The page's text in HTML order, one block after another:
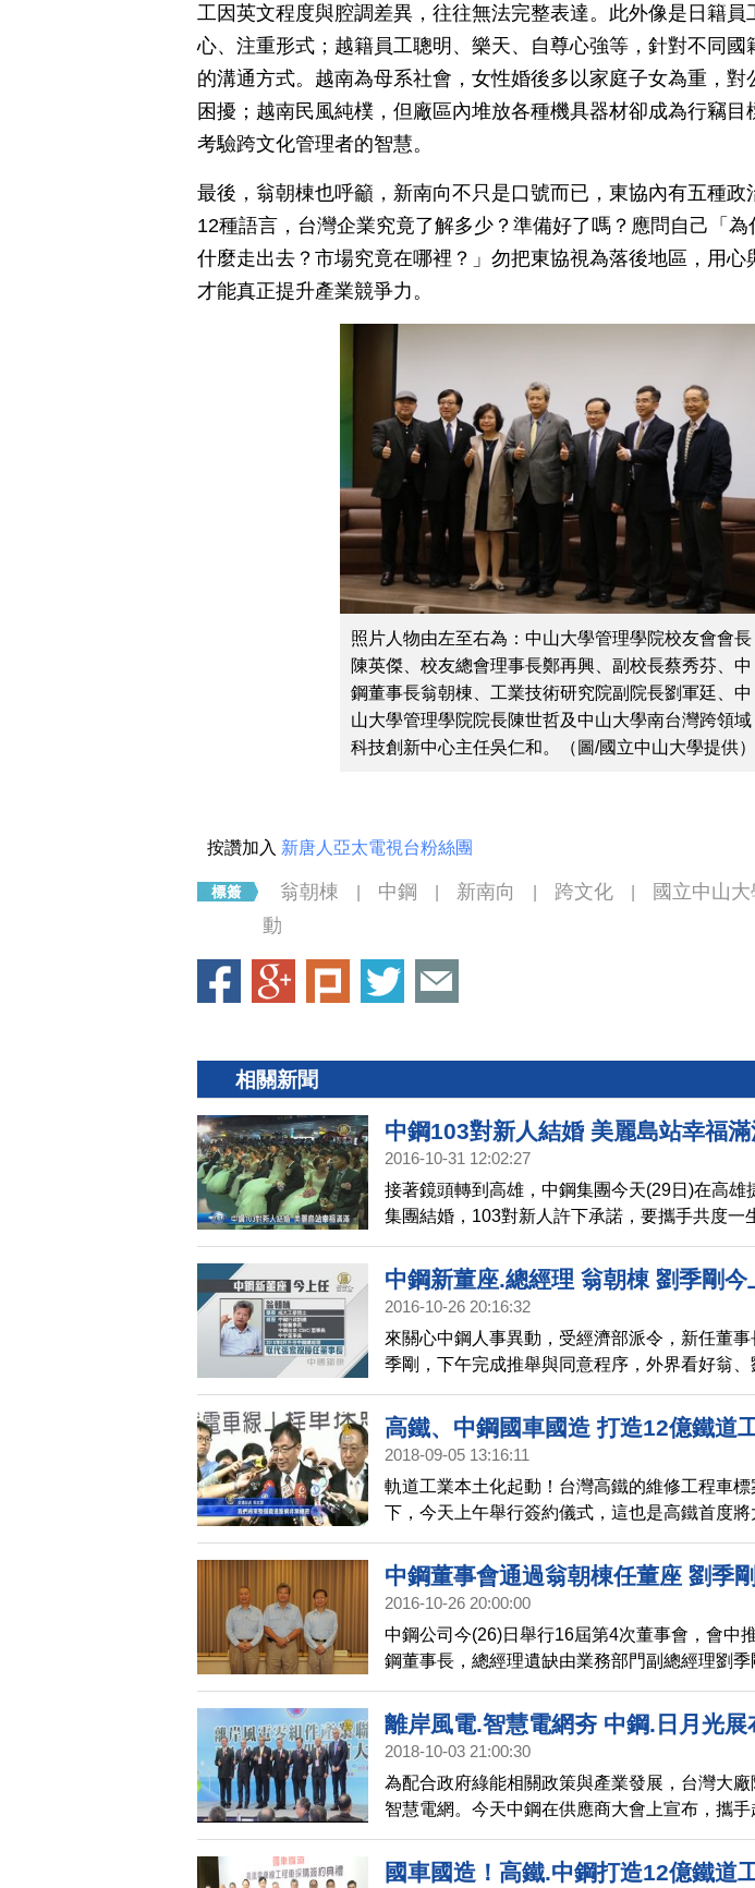
工因英文程度與腔調差異，往往無法完整表達。此外像是日籍員
心、注重形式；越籍員工聰明、樂天、自尊心強等，針對不同國
的溝通方式。越南為母系社會，女性婚後多以家庭子女為重，對
困擾；越南民風純樸，但廠區內堆放各種機具器材卻成為行竊目
考驗跨文化管理者的智慧。
最後，翁朝棟也呼籲，新南向不只是口號而已，東協內有五種政
12種語言，台灣企業究竟了解多少？準備好了嗎？應問自己「
什麼走出去？市場究竟在哪裡？」勿把東協視為落後地區，用心
才能真正提升產業競爭力。
照片人物由左至右為：中山大學管理學院校友會會長
陳英傑、校友總會理事長鄭再興、副校長蔡秀芬、中
鋼董事長翁朝棟、工業技術研究院副院長劉軍廷、中
山大學管理學院院長陳世哲及中山大學南台灣跨領域
科技創新中心主任吳仁和。（圖/國立中山大學提供）
按讚加入 新唐人亞太電視台粉絲團
翁朝棟 中鋼 新南向 跨文化 國立中山大
動
相關新聞
中鋼103對新人結婚 美麗島站幸福
2016-10-31 12:02:27
接著鏡頭轉到高雄，中鋼集團今天(29日)在高雄
集團結婚，103對新人許下承諾，要攜手共度一
中鋼新董座.總經理 翁朝棟 劉季剛今
2016-10-26 20:16:32
來關心中鋼人事異動，受經濟部派令，新任董
季剛，下午完成推舉與同意程序，外界看好翁
路，將帶動中鋼新的經濟引擎。今天上任的中
工學博士，在中鋼從基層管理師做起，歷任行政
中鋼住金(CSVC)董事長、中宇董事長，今年6月
高鐵、中鋼國車國造 打造12億鐵道
2018-09-05 13:16:11
軌道工業本土化起動！台灣高鐵的維修工程車
下，今天上午舉行簽約儀式，這也是高鐵首度
內業者生產，也象徵「國車國造」邁出成功的第
中鋼董事會通過翁朝棟任董座 劉季
2016-10-26 20:00:00
中鋼公司今(26)日舉行16屆第4次董事會，會中
鋼董事長，總經理遺缺由業務部門副總經理劉季
離岸風電.智慧電網夯 中鋼.日月光展
2018-10-03 21:00:30
為配合政府綠能相關政策與產業發展，台灣大
智慧電網。今天中鋼在供應商大會上宣布，攜手
投入台灣離岸風電市場，同一天，封測大廠日
同企業合作，進行綠電直購。
國車國造！高鐵.中鋼打造12億鐵道